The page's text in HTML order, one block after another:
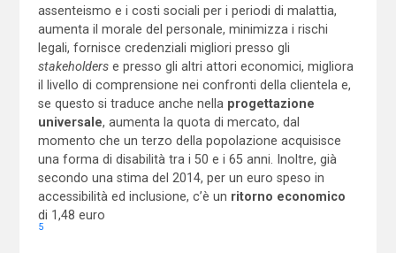
assenteismo e i costi sociali per i periodi di malattia,
aumenta il morale del personale, minimizza i rischi
legali, fornisce credenziali migliori presso gli
stakeholderse presso gli altri attori economici, migliora
il livello di comprensione nei confronti della clientela e,
se questo si traduce anche nella progettazione
universale, aumenta la quota di mercato, dal
momento che un terzo della popolazione acquisisce
una forma di disabilità tra i 50 e i 65 anni. Inoltre, già
secondo una stima del 2014, per un euro speso in
accessibilità ed inclusione, c’è un ritorno economico
di 1,48 euro
5